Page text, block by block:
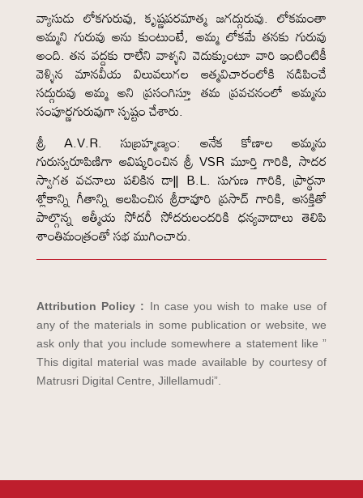
వ్యాసుడు లోకగురువు, కృష్ణపరమాత్మ జగద్గురువు. లోకమంతా
అమ్మని గురువు అను కుంటుంటే, అమ్మ లోకమే తనకు గురువు
అంది. తన వద్దకు రాలేని వాళ్ళని వెదుక్కుంటూ వారి ఇంటింటికీ
వెళ్ళిన మానవీయ విలువలుగల ఆత్మవిచారంలోకి నడిపించే
సద్గురువు అమ్మ అని ప్రసంగిస్తూ తమ ప్రవచనంలో అమ్మను
సంపూర్ణగురువుగా స్పష్టం చేశారు.
శ్రీ A.V.R. సుబ్రహ్మణ్యం: అనేక కోణాల అమ్మను
గురుస్వరూపిణిగా ఆవిష్కరించిన శ్రీ VSR మూర్తి గారికి, సాదర
స్వాగత వచనాలు పలికిన డా|| B.L. సుగుణ గారికి, ప్రార్థనా
శ్లోకాన్ని గీతాన్ని ఆలపించిన శ్రీరావూరి ప్రసాద్ గారికి, ఆసక్తితో
పాల్గొన్న ఆత్మీయ సోదరీ సోదరులందరికి ధన్యవాదాలు తెలిపి
శాంతిమంత్రంతో సభ ముగించారు.
Attribution Policy : In case you wish to make use of
any of the materials in some publication or website, we
ask only that you include somewhere a statement like ”
This digital material was made available by courtesy of
Matrusri Digital Centre, Jillellamudi”.